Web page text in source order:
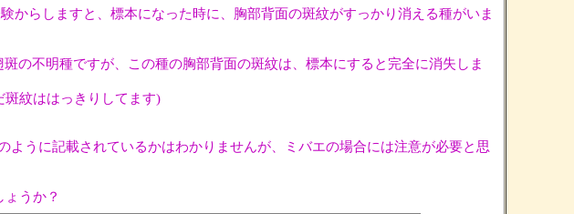
からしますと、標本になった時に、胸部背面の斑紋がすっかり消える種がいま
の不明種ですが、この種の胸部背面の斑紋は、標本にすると完全に消失しま
紋ははっきりしてます)
うに記載されているかはわかりませんが、ミバエの場合には注意が必要と思
うか？